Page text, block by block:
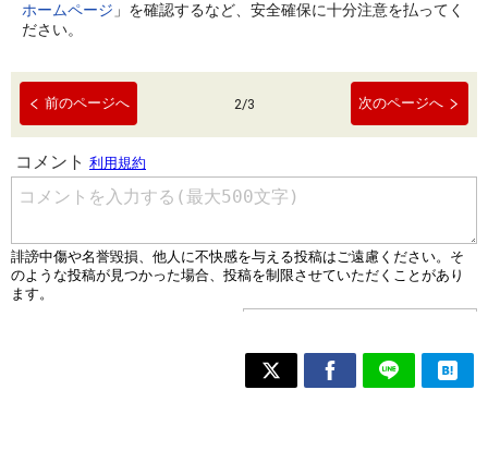
ホームページ 」を確認するなど、安全確保に十分注意を払ってく
ださい。
前のページへ 2/3 次のページへ